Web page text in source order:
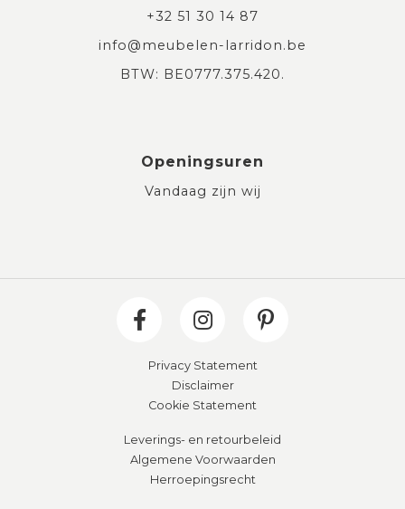
+32 51 30 14 87
info@meubelen-larridon.be
BTW: BE0777.375.420.
Openingsuren
Vandaag zijn wij
Privacy Statement
Disclaimer
Cookie Statement
Leverings- en retourbeleid
Algemene Voorwaarden
Herroepingsrecht